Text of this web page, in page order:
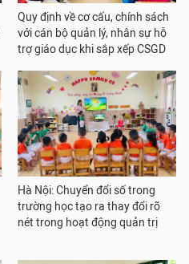
Quy định về cơ cấu, chính sách
với cán bộ quản lý, nhân sự hỗ
trợ giáo dục khi sắp xếp CSGD
Hà Nội: Chuyển đổi số trong
trường học tạo ra thay đổi rõ
nét trong hoạt động quản trị